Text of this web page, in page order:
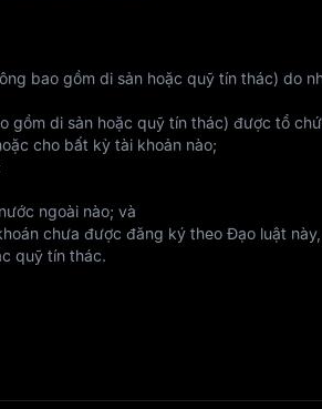
bao gồm di sản hoặc quỹ tín thác) do
di sản hoặc quỹ tín thác) được tổ
cho bất kỳ tài khoản nào;
ngoài nào; và
chưa được đăng ký theo Đạo luật
quỹ tín thác.